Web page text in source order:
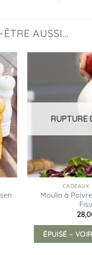
AUSSI…
RUPTURE
CADEAUX
Moulin à
ÉPUISÉ –